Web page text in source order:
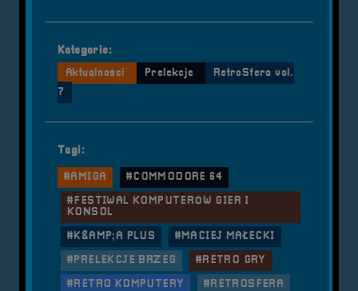
Kategorie:
Aktualności
Prelekcje
RetroSfera vol.
7
Tagi:
#AMIGA
#COMMODORE 64
#FESTIWAL KOMPUTERÓW GIER I
KONSOL
#K&AMP;A PLUS
#MACIEJ MAŁECKI
#PRELEKCJE BRZEG
#RETRO GRY
#RETRO KOMPUTERY
#RETROSFERA